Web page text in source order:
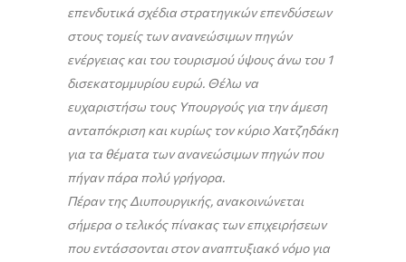
επενδυτικά σχέδια στρατηγικών επενδύσεων
στους τομείς των ανανεώσιμων πηγών
ενέργειας και του τουρισμού ύψους άνω του 1
δισεκατομμυρίου ευρώ. Θέλω να
ευχαριστήσω τους Υπουργούς για την άμεση
ανταπόκριση και κυρίως τον κύριο Χατζηδάκη
για τα θέματα των ανανεώσιμων πηγών που
πήγαν πάρα πολύ γρήγορα.
Πέραν της Διυπουργικής, ανακοινώνεται
σήμερα ο τελικός πίνακας των επιχειρήσεων
που εντάσσονται στον αναπτυξιακό νόμο για